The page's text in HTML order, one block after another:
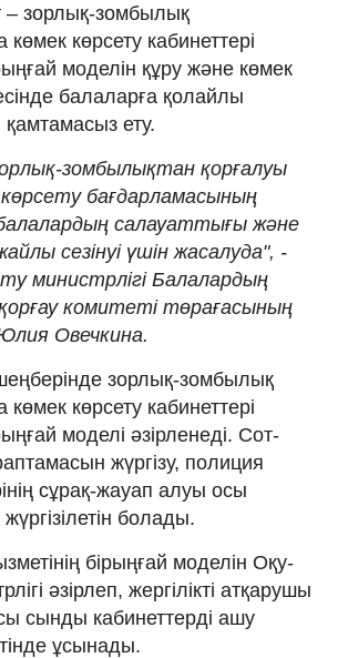
– зорлық-зомбылық
көрсету кабинеттері
моделін құру және көмек
балаларға қолайлы
ету.
зомбылықтан қорғалуы
бағдарламасының
салауаттығы және
жайлы сезінуі үшін жасалуда", -
министрлігі Балалардың
комитеті төрағасының
Овечкина.
зорлық-зомбылық
көрсету кабинеттері
моделі әзірленеді. Сот-
жүргізу, полиция
сұрақ-жауап алуы осы
болады.
бірыңғай моделін Оқу-
әзірлеп, жергілікті атқарушы
сынды кабинеттерді ашу
ұсынады.